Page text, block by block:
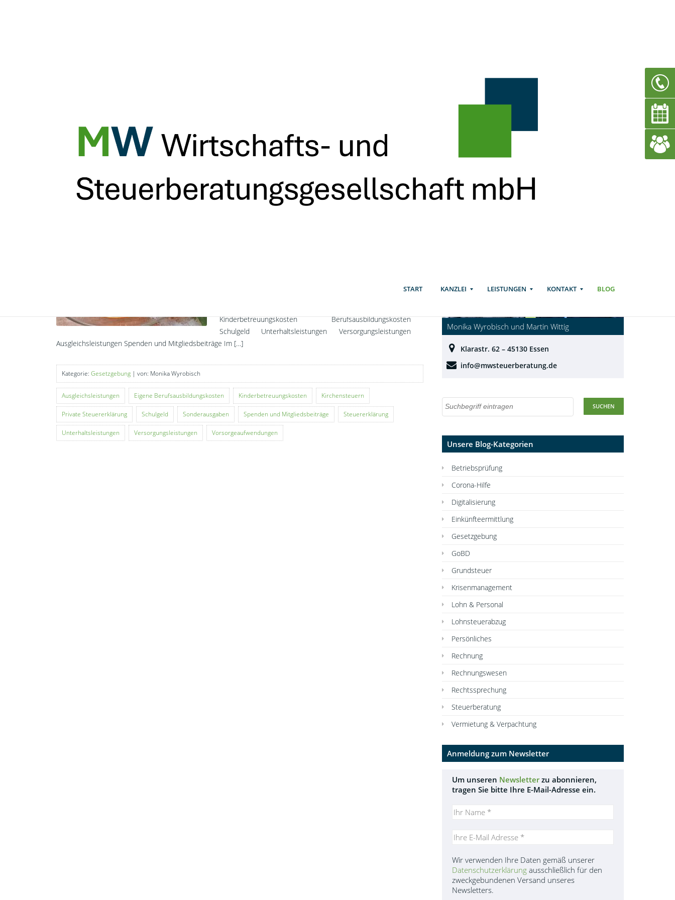
START KANZLEI LEISTUNGEN KONTAKT BLOG
– Kinderbetreuungskosten
Kinderbetreuungskosten
Kinderbetreuungskosten Berufsausbildungskosten
Schulgeld Unterhaltsleistungen Versorgungsleistungen
Ausgleichsleistungen Spenden und Mitgliedsbeiträge Im […]
Kategorie: Gesetzgebung | von: Monika Wyrobisch
Ausgleichsleistungen Eigene Berufsausbildungskosten Kinderbetreuungskosten Kirchensteuern
Private Steuererklärung Schulgeld Sonderausgaben Spenden und Mitgliedsbeiträge Steuererklärung
Unterhaltsleistungen Versorgungsleistungen Vorsorgeaufwendungen
Monika Wyrobisch und Martin Wittig
Klarastr. 62 – 45130 Essen
info@mwsteuerberatung.de
Unsere Blog-Kategorien
Betriebsprüfung
Corona-Hilfe
Digitalisierung
Einkünfteermittlung
Gesetzgebung
GoBD
Grundsteuer
Krisenmanagement
Lohn & Personal
Lohnsteuerabzug
Persönliches
Rechnung
Rechnungswesen
Rechtssprechung
Steuerberatung
Vermietung & Verpachtung
Anmeldung zum Newsletter
Um unseren Newsletterzu abonnieren,
tragen Sie bitte Ihre E-Mail-Adresse ein.
Wir verwenden Ihre Daten gemäß unserer
Datenschutzerklärung ausschließlich für den
zweckgebundenen Versand unseres
Newsletters.